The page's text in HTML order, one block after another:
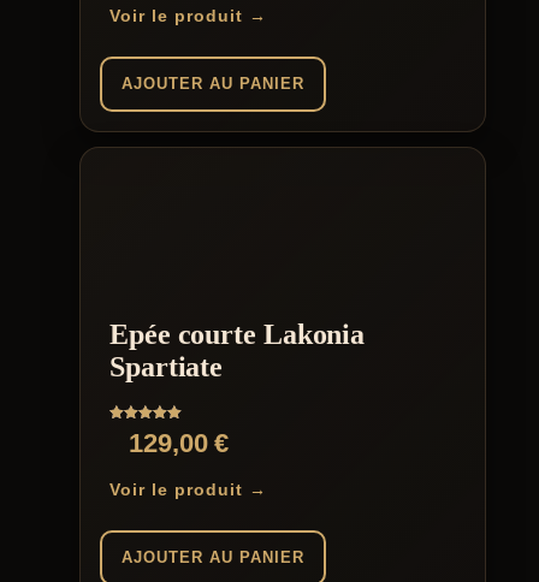
Voir le produit →
AJOUTER AU PANIER
Epée courte Lakonia
Spartiate
Note129,00€
Voir le produit →
AJOUTER AU PANIER